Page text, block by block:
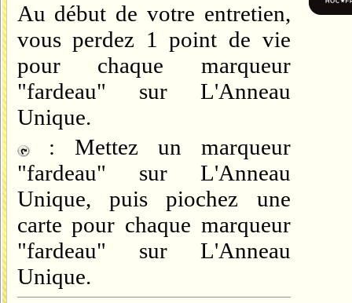
Au début de votre entretien,
vous perdez 1 point de vie
pour chaque marqueur
"fardeau" sur L'Anneau
Unique.
: Mettez un marqueur
"fardeau" sur L'Anneau
Unique, puis piochez une
carte pour chaque marqueur
"fardeau" sur L'Anneau
Unique.